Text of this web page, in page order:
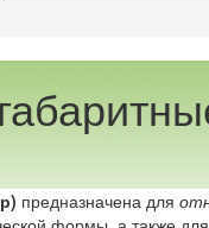
предназначена для